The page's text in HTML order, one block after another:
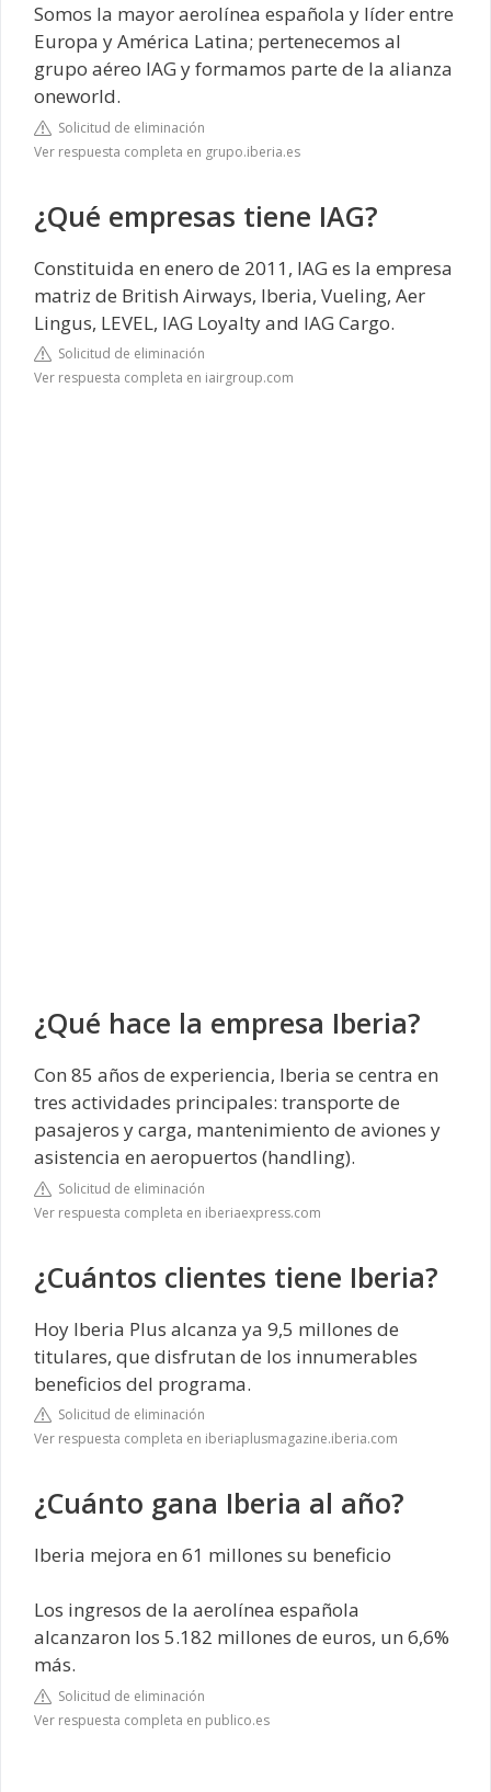
Somos la mayor aerolínea española y líder entre
Europa y América Latina; pertenecemos al
grupo aéreo IAG y formamos parte de la alianza
oneworld.
Solicitud de eliminación
Ver respuesta completa en grupo.iberia.es
¿Qué empresas tiene IAG?
Constituida en enero de 2011, IAG es la empresa
matriz de British Airways, Iberia, Vueling, Aer
Lingus, LEVEL, IAG Loyalty and IAG Cargo.
Solicitud de eliminación
Ver respuesta completa en iairgroup.com
¿Qué hace la empresa Iberia?
Con 85 años de experiencia, Iberia se centra en
tres actividades principales: transporte de
pasajeros y carga, mantenimiento de aviones y
asistencia en aeropuertos (handling).
Solicitud de eliminación
Ver respuesta completa en iberiaexpress.com
¿Cuántos clientes tiene Iberia?
Hoy Iberia Plus alcanza ya 9,5 millones de
titulares, que disfrutan de los innumerables
beneficios del programa.
Solicitud de eliminación
Ver respuesta completa en iberiaplusmagazine.iberia.com
¿Cuánto gana Iberia al año?
Iberia mejora en 61 millones su beneficio
Los ingresos de la aerolínea española
alcanzaron los 5.182 millones de euros, un 6,6%
más.
Solicitud de eliminación
Ver respuesta completa en publico.es